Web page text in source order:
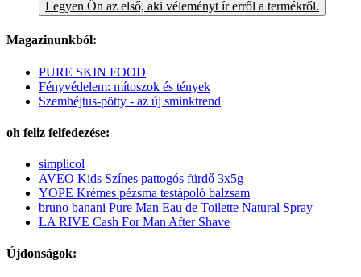
Legyen Ön az első, aki véleményt ír erről a termékről.
Magazinunkból:
PURE SKIN FOOD
Fényvédelem: mítoszok és tények
Szemhéjtus-pötty - az új sminktrend
oh feliz felfedezése:
simplicol
AVEO Kids Színes pattogós fürdő 3x5g
YOPE Krémes pézsma testápoló balzsam
bruno banani Pure Man Eau de Toilette Natural Spray
LA RIVE Cash For Man After Shave
Újdonságok: